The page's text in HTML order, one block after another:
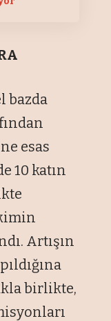
bazda
esas
10 katın
Artışın
birlikte,